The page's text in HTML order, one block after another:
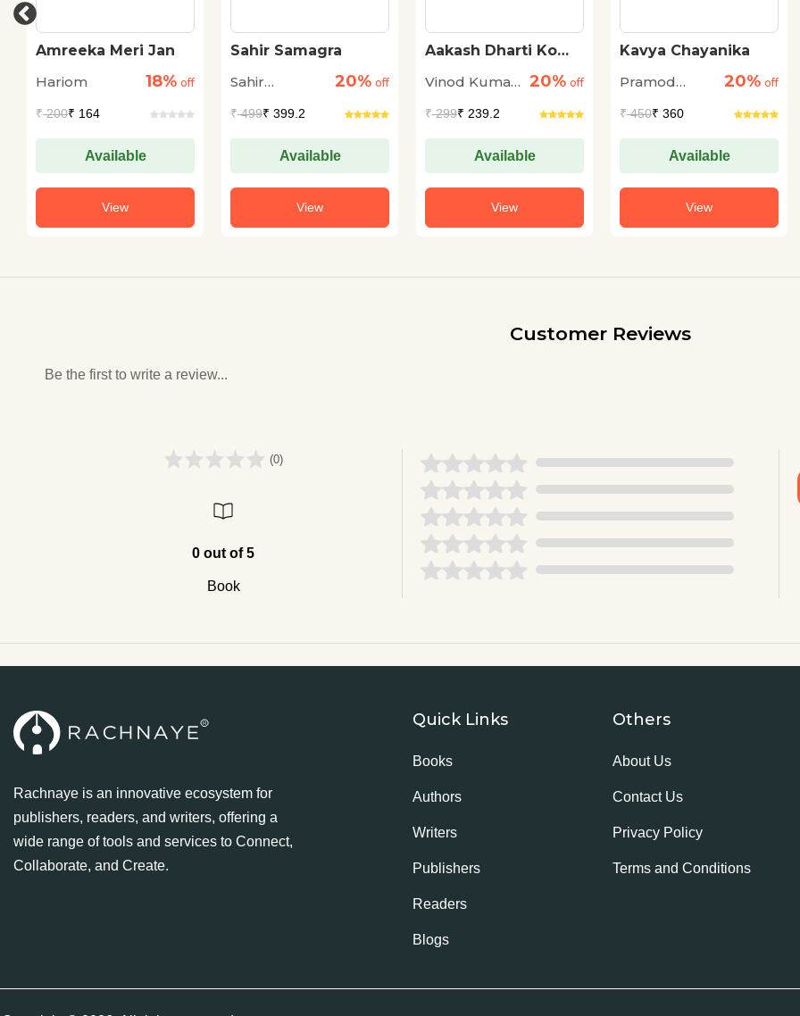
Amreeka Meri Jan
Hariom
18% off
₹200₹ 164
Available
View
Sahir Samagra
Sahir
20% off
₹499₹ 399.2
Available
View
Aakash Dharti Ko
Vinod Kumar
20% off
₹299₹ 239.2
Available
View
Kavya Chayanika
Pramod
20% off
₹450₹ 360
Available
View
Customer Reviews
Be the first to write a review...
(0)
0 out of 5
Book
Rachnaye is an innovative ecosystem for
publishers, readers, and writers, offering a
wide range of tools and services to Connect,
Collaborate, and Create.
Quick Links
Books
Authors
Writers
Publishers
Readers
Blogs
Others
About Us
Contact Us
Privacy Policy
Terms and Conditions